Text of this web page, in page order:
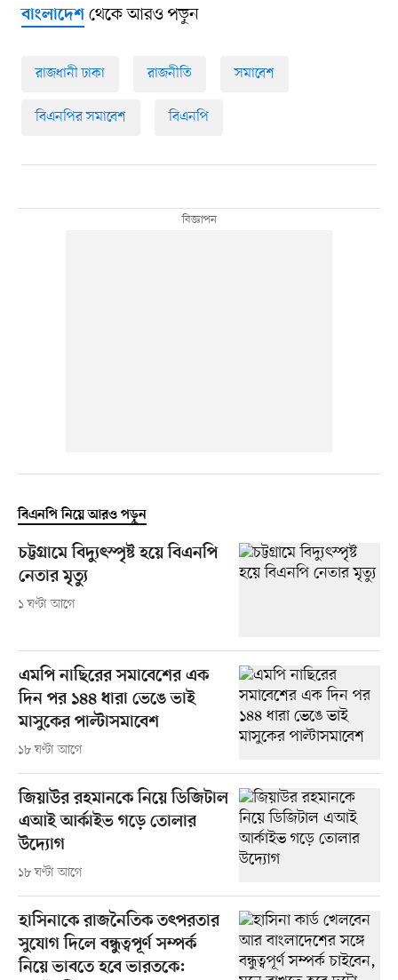
বাংলাদেশথেকে আরও পড়ুন
রাজধানী ঢাকা রাজনীতি সমাবেশ
বিএনপির সমাবেশ বিএনপি
বিএনপি নিয়ে আরও পড়ুন
চট্টগ্রামে বিদ্যুৎস্পৃষ্ট হয়ে বিএনপি
নেতার মৃত্যু
১ ঘণ্টা আগে
এমপি নাছিরের সমাবেশের এক
দিন পর ১৪৪ ধারা ভেঙে ভাই
মাসুকের পাল্টাসমাবেশ
১৮ ঘণ্টা আগে
জিয়াউর রহমানকে নিয়ে ডিজিটাল
এআই আর্কাইভ গড়ে তোলার
উদ্যোগ
১৮ ঘণ্টা আগে
হাসিনাকে রাজনৈতিক তৎপরতার
সুযোগ দিলে বন্ধুত্বপূর্ণ সম্পর্ক
নিয়ে ভাবতে হবে ভারতকে: